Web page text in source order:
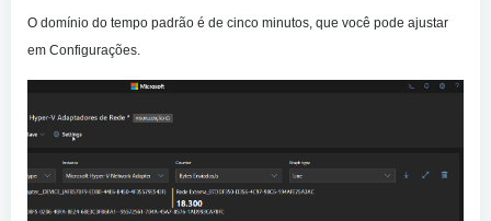
O domínio do tempo padrão é de cinco minutos, que você pode ajustar
em Configurações.